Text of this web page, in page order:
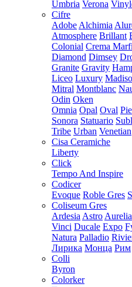
Umbria Verona
Cifre
Adobe Alchimia
Atmosphere Brillant
Colonial Crema
Diamond Dimsey
Granite Gravity
Liceo Luxury
Mitral Montblanc
Odin Oken
Omnia Opal Oval
Sonora Statuario
Tribe Urban Venetian
Cisa Ceramiche
Liberty
Click
Tempo And Inspire
Codicer
Evoque Roble Gres
Coliseum Gres
Ardesia Astro Aurelia
Vinci Ducale Expo
Natura Palladio
Лирика Монца Рим
Colli
Byron
Colorker